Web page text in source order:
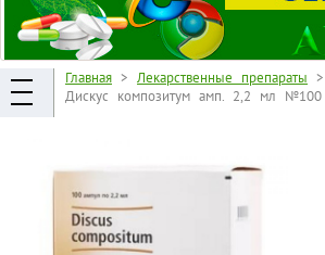
Главная > Лекарственные препараты >
Дискус композитум амп. 2,2 мл №100